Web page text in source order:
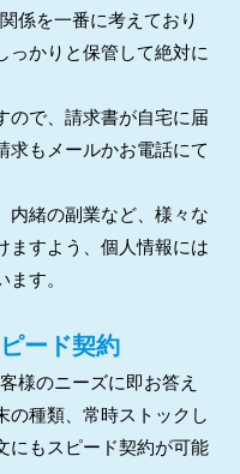
係を一番に考えており
っかりと保管して絶対に
ので、請求書が自宅に届
求もメールかお電話にて
内緒の副業など、様々な
ますよう、個人情報には
す。
ード契約
様のニーズに即お答え
の種類、常時ストックし
にもスピード契約が可能